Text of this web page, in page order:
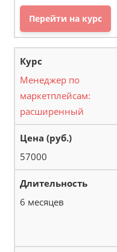
Перейти на курс
Менеджер по
маркетплейсам:
расширенный
57000
6 месяцев